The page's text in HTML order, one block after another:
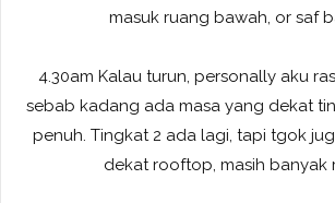
masuk ruang bawah, or saf
4.30am Kalau turun, personally aku
sebab kadang ada masa yang dekat
penuh. Tingkat 2 ada lagi, tapi tgok
dekat rooftop, masih banyak